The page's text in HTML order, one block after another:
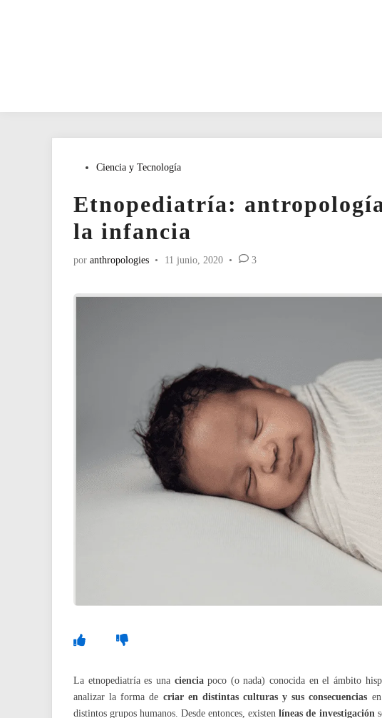
PublicadoCiencia y Tecnología
Etnopediatría:
la infancia
por anthropologies • 11 junio, 2020 • 3
La etnopediatría es una cienciapoco (o nada) conocida en el ámbito
analizar la forma de criar en distintas culturas y sus consecuencias
distintos grupos humanos. Desde entonces, existenlíneas de investigación